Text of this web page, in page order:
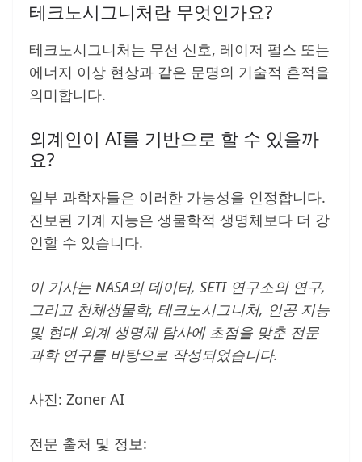
테크노시그니처란 무엇인가요?
테크노시그니처는 무선 신호, 레이저 펄스 또는
에너지 이상 현상과 같은 문명의 기술적 흔적을
의미합니다.
외계인이 AI를 기반으로 할 수 있을까
요?
일부 과학자들은 이러한 가능성을 인정합니다.
진보된 기계 지능은 생물학적 생명체보다 더 강
인할 수 있습니다.
이 기사는 NASA의 데이터, SETI 연구소의 연구,
그리고 천체생물학, 테크노시그니처, 인공 지능
및 현대 외계 생명체 탐사에 초점을 맞춘 전문
과학 연구를 바탕으로 작성되었습니다.
사진: Zoner AI
전문 출처 및 정보: